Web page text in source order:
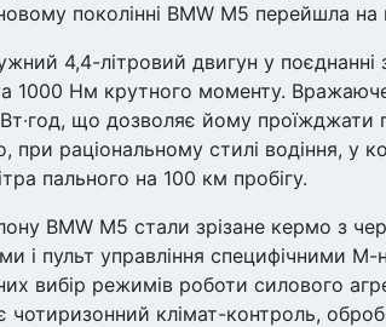
поколінні BMW M5 перейшла на
4,4-літровий двигун у
1000 Нм крутного моменту.
що дозволяє йому
при раціональному стилі водіння, у
пального на 100 км пробігу.
BMW M5 стали зрізане кермо з
і пульт управління специфічними
вибір режимів роботи силового
чотиризонний клімат-контроль,